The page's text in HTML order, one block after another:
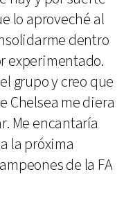
lo aproveché al
dentro
experimentado.
grupo y creo que
Chelsea me diera
Me encantaría
la próxima
de la FA